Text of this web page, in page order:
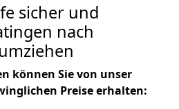
sicher und
nach
können Sie von unser
Preise erhalten: